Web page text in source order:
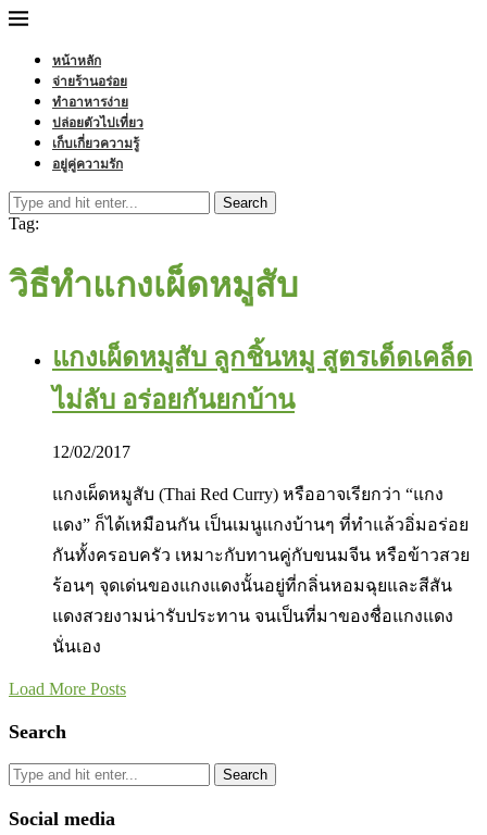
หน้าหลัก
จ่ายร้านอร่อย
ทำอาหารง่าย
ปล่อยตัวไปเที่ยว
เก็บเกี่ยวความรู้
อยู่คู่ความรัก
Search
Tag:
วิธีทำแกงเผ็ดหมูสับ
แกงเผ็ดหมูสับ ลูกชิ้นหมู สูตรเด็ดเคล็ด
ไม่ลับ อร่อยกันยกบ้าน
12/02/2017
แกงเผ็ดหมูสับ (Thai Red Curry) หรืออาจเรียกว่า “แกง
แดง” ก็ได้เหมือนกัน เป็นเมนูแกงบ้านๆ ที่ทำแล้วอิ่มอร่อย
กันทั้งครอบครัว เหมาะกับทานคู่กับขนมจีน หรือข้าวสวย
ร้อนๆ จุดเด่นของแกงแดงนั้นอยู่ที่กลิ่นหอมฉุยและสีสัน
แดงสวยงามน่ารับประทาน จนเป็นที่มาของชื่อแกงแดง
นั่นเอง
Load More Posts
Search
Search
Social media